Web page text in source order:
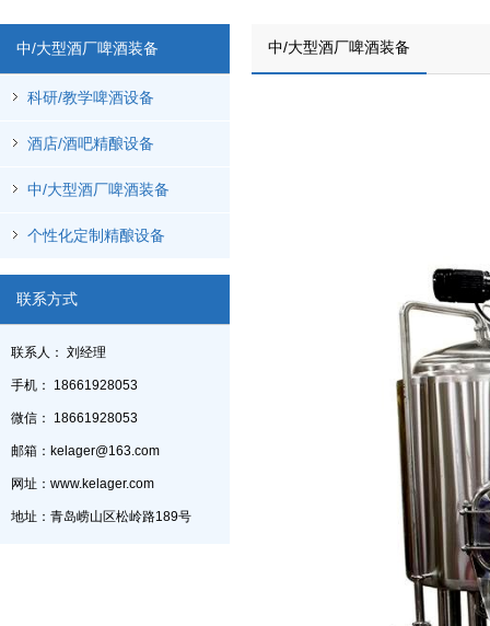
中/大型酒厂啤酒装备
科研/教学啤酒设备
酒店/酒吧精酿设备
中/大型酒厂啤酒装备
个性化定制精酿设备
联系方式
联系人： 刘经理
手机： 18661928053
微信： 18661928053
邮箱：kelager@163.com
网址：www.kelager.com
地址：青岛崂山区松岭路189号
中/大型酒厂啤酒装备